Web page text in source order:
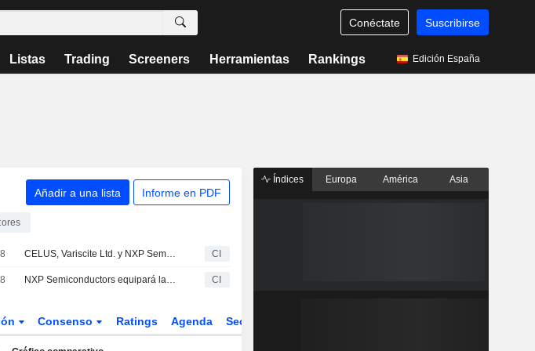
Conéctate Suscribirse
Listas Trading Screeners Herramientas Rankings Edición España
Añadir a una lista Informe en PDF
CELUS, Variscite Ltd. y NXP Semiconductors N.V. se alían para llevar el diseño basado en IA a la ingeniería de sistemas embebidos CI
NXP Semiconductors equipará la Digital Key Plus y el sistema de detección de presencia de BMW Group CI
Consenso Ratings Agenda Sector
Índices Europa América Asia